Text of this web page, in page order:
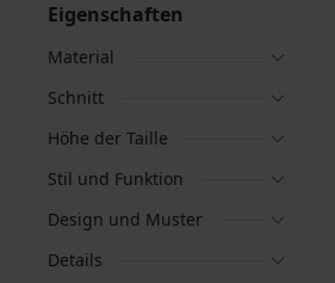
Eigenschaften
Material
Schnitt
Höhe der Taille
Stil und Funktion
Design und Muster
Details